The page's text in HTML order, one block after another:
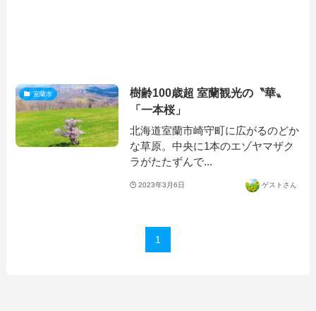
室蘭市
樹齢100歳超 室蘭観光の〝華〟
「一本桜」
北海道室蘭市崎守町に広がるのどか
な草原。中央に1本のエゾヤマザク
ラがたたずんで...
2023年3月6日 ゲストさん
1